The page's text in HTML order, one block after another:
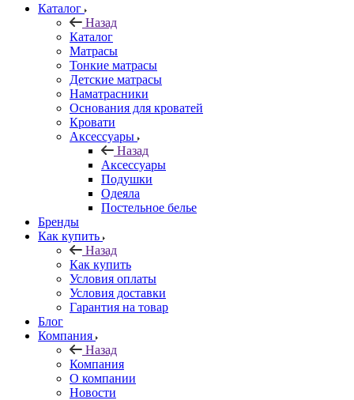
Каталог
Назад
Каталог
Матрасы
Тонкие матрасы
Детские матрасы
Наматрасники
Основания для кроватей
Кровати
Аксессуары
Назад
Аксессуары
Подушки
Одеяла
Постельное белье
Бренды
Как купить
Назад
Как купить
Условия оплаты
Условия доставки
Гарантия на товар
Блог
Компания
Назад
Компания
О компании
Новости